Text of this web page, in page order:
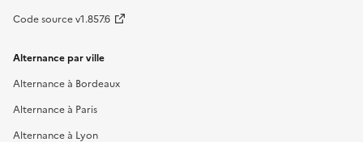
Code source v1.857.6
Alternance par ville
Alternance à Bordeaux
Alternance à Paris
Alternance à Lyon